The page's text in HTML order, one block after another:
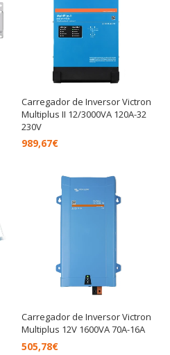
Carregador de Inversor Victron
Multiplus II 12/3000VA 120A-32
230V
989,67€
Carregador de Inversor Victron
Multiplus 12V 1600VA 70A-16A
505,78€